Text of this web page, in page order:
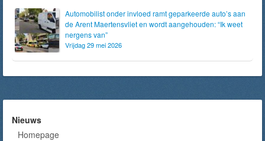
Automobilist onder invloed ramt geparkeerde auto’s aan
de Arent Maertensvliet en wordt aangehouden: “Ik weet
nergens van”
Vrijdag 29 mei 2026
Nieuws
Homepage